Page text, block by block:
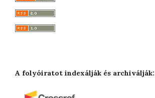
A folyóiratot indexálják és archiválják: